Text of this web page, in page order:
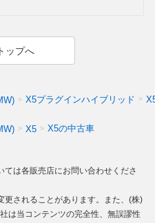
ップへ
X5プラグインハイブリッド
X5 X5の中古車
は各販売店にお問い合わせくださ
更されることがあります。また、(株)
は当コンテンツの完全性、無誤謬性